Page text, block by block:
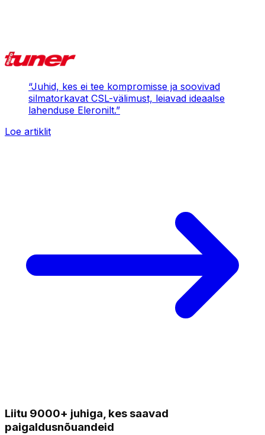
“Juhid, kes ei tee kompromisse ja soovivad
silmatorkavat CSL-välimust, leiavad ideaalse
lahenduse Eleronilt.”
Loe artiklit
Liitu 9000+ juhiga, kes saavad
paigaldusnõuandeid